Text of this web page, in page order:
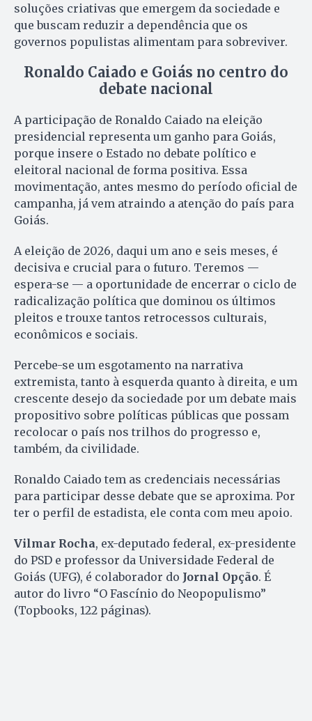
soluções criativas que emergem da sociedade e
que buscam reduzir a dependência que os
governos populistas alimentam para sobreviver.
Ronaldo Caiado e Goiás no centro do
debate nacional
A participação de Ronaldo Caiado na eleição
presidencial representa um ganho para Goiás,
porque insere o Estado no debate político e
eleitoral nacional de forma positiva. Essa
movimentação, antes mesmo do período oficial de
campanha, já vem atraindo a atenção do país para
Goiás.
A eleição de 2026, daqui um ano e seis meses, é
decisiva e crucial para o futuro. Teremos —
espera-se — a oportunidade de encerrar o ciclo de
radicalização política que dominou os últimos
pleitos e trouxe tantos retrocessos culturais,
econômicos e sociais.
Percebe-se um esgotamento na narrativa
extremista, tanto à esquerda quanto à direita, e um
crescente desejo da sociedade por um debate mais
propositivo sobre políticas públicas que possam
recolocar o país nos trilhos do progresso e,
também, da civilidade.
Ronaldo Caiado tem as credenciais necessárias
para participar desse debate que se aproxima. Por
ter o perfil de estadista, ele conta com meu apoio.
Vilmar Rocha, ex-deputado federal, ex-presidente
do PSD e professor da Universidade Federal de
Goiás (UFG), é colaborador do Jornal Opção. É
autor do livro “O Fascínio do Neopopulismo”
(Topbooks, 122 páginas).